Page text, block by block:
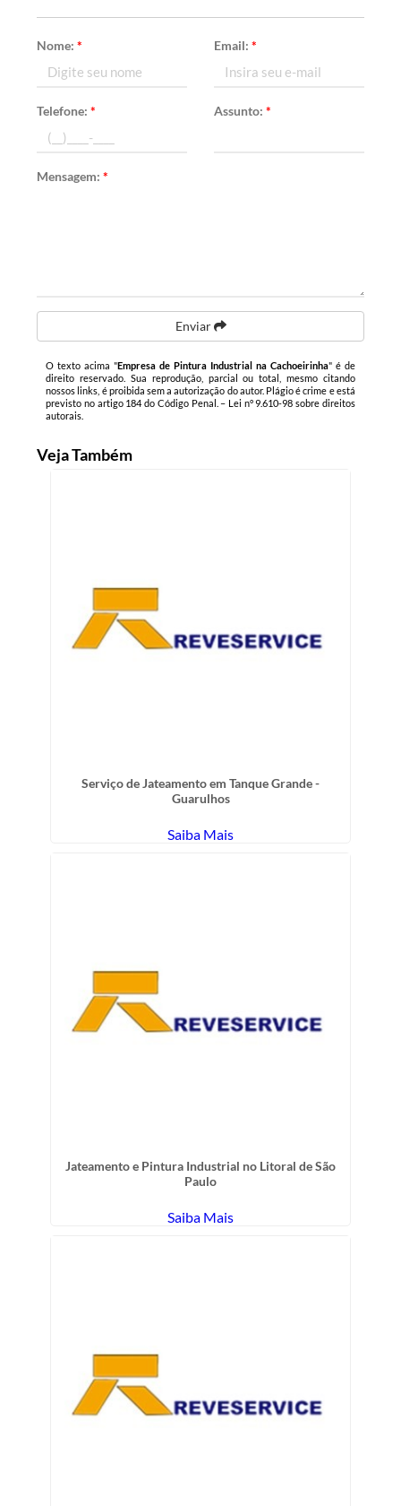
Nome:* Email: *
Telefone:* Assunto: *
Mensagem:*
Enviar
O texto acima "Empresa de Pintura Industrial na Cachoeirinha" é de
direito reservado. Sua reprodução, parcial ou total, mesmo citando
nossos links, é proibida sem a autorização do autor. Plágio é crime e está
previsto no artigo 184 do Código Penal. – Lei n° 9.610-98 sobre direitos
autorais
Veja Também
Serviço de Jateamento em Tanque Grande -
Guarulhos
Saiba Mais
Jateamento e Pintura Industrial no Litoral de São
Paulo
Saiba Mais